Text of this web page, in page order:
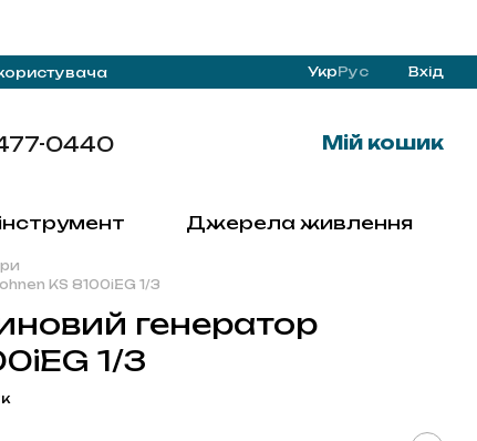
УкрРус Вхід
0440 Мій кошик
Джерела живлення
KS 8100iEG 1/3
генератор
1/3